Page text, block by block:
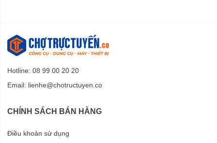
Hotline: 08 99 00 20 20
Email: lienhe@chotructuyen.co
CHÍNH SÁCH BÁN HÀNG
Điều khoản sử dụng